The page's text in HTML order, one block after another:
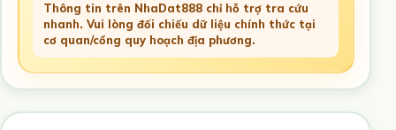
Thông tin trên NhaDat888 chỉ hỗ trợ tra cứu
nhanh. Vui lòng đối chiếu dữ liệu chính thức tại
cơ quan/cổng quy hoạch địa phương.